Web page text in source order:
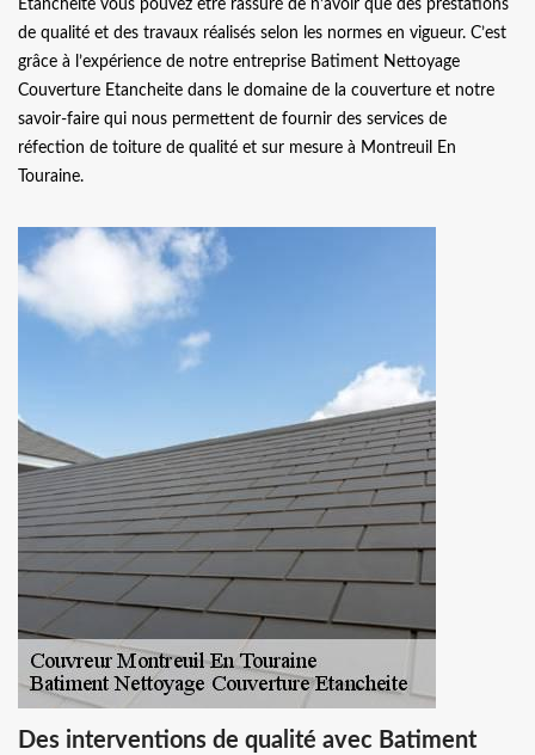
Etancheite vous pouvez être rassuré de n’avoir que des prestations
de qualité et des travaux réalisés selon les normes en vigueur. C’est
grâce à l’expérience de notre entreprise Batiment Nettoyage
Couverture Etancheite dans le domaine de la couverture et notre
savoir-faire qui nous permettent de fournir des services de
réfection de toiture de qualité et sur mesure à Montreuil En
Touraine.
Des interventions de qualité avec Batiment